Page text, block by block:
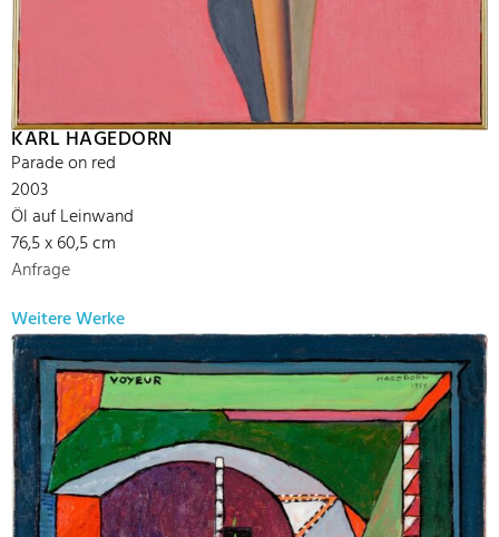
KARL HAGEDORN
Parade on red
2003
Öl auf Leinwand
76,5 x 60,5 cm
Anfrage
Weitere Werke